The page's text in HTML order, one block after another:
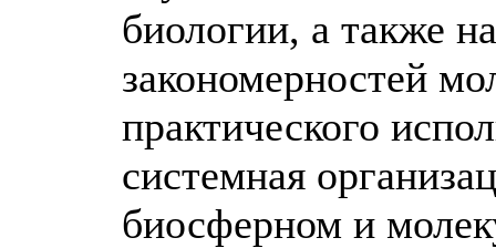
биологии, а также
закономерностей
практического
системная
биосферном и